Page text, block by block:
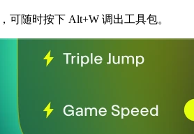
可随时按下 Alt+W 调出工具包。